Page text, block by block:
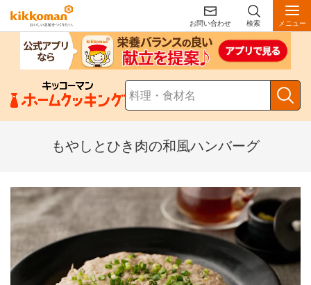
お問い合わせ 検索 メニュー
もやしとひき肉の和風ハンバーグ